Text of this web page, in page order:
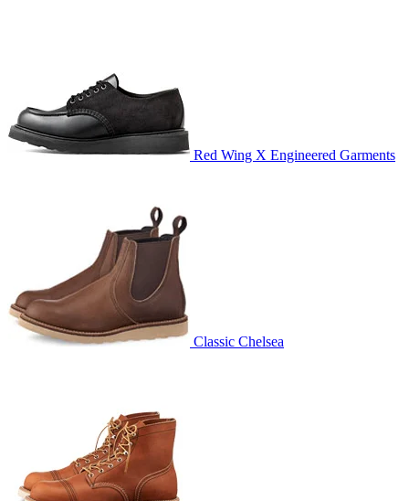
Red Wing X Engineered Garments
Classic Chelsea